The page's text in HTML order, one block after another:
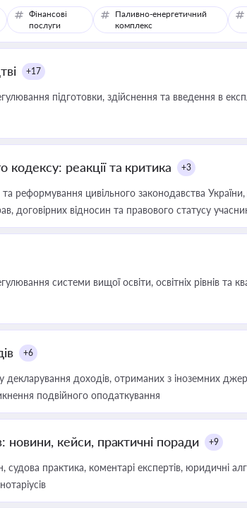
Фінансові
послуги
Паливно-енергетичний
комплекс
+17
підготовки, здійснення та введення в
кодексу: реакції та критика +3
реформування цивільного законодавства
договірних відносин та правового статусу
системи вищої освіти, освітніх рівнів та
+6
декларування доходів, отриманих з іноземних
подвійного оподаткування
новини, кейси, практичні поради +9
судова практика, коментарі експертів, юридичні